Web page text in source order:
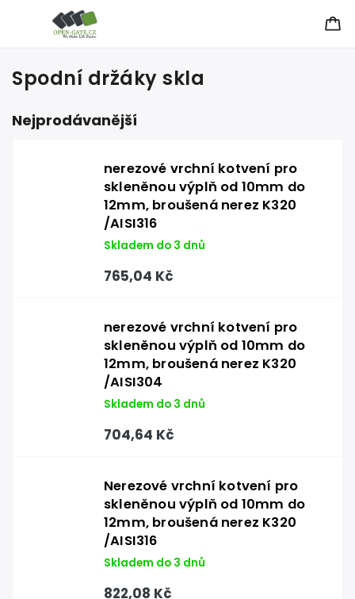
Spodní držáky skla
Nejprodávanější
nerezové vrchní kotvení pro
skleněnou výplň od 10mm do
12mm, broušená nerez K320
/AISI316
Skladem do 3 dnů
765,04 Kč
nerezové vrchní kotvení pro
skleněnou výplň od 10mm do
12mm, broušená nerez K320
/AISI304
Skladem do 3 dnů
704,64 Kč
Nerezové vrchní kotvení pro
skleněnou výplň od 10mm do
12mm, broušená nerez K320
/AISI316
Skladem do 3 dnů
822,08 Kč